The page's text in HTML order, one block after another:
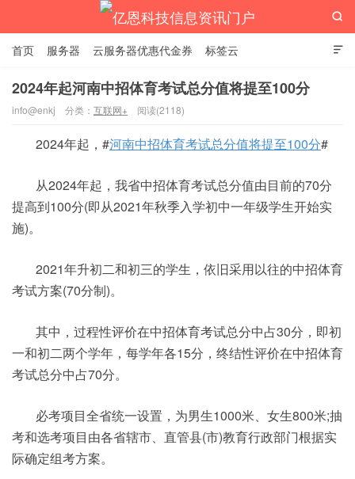

首页 服务器 云服务器优惠代金券 标签云

2024年起河南中招体育考试总分值将提至100分
info@enkj 分类： 互联网+ 阅读(2118)
2024年起，#河南中招体育考试总分值将提至100分#
从2024年起，我省中招体育考试总分值由目前的70分
提高到100分(即从2021年秋季入学初中一年级学生开始实
施)。
2021年升初二和初三的学生，依旧采用以往的中招体育
考试方案(70分制)。
其中，过程性评价在中招体育考试总分中占30分，即初
一和初二两个学年，每学年各15分，终结性评价在中招体育
考试总分中占70分。
必考项目全省统一设置，为男生1000米、女生800米;抽
考和选考项目由各省辖市、直管县(市)教育行政部门根据实
际确定组考方案。